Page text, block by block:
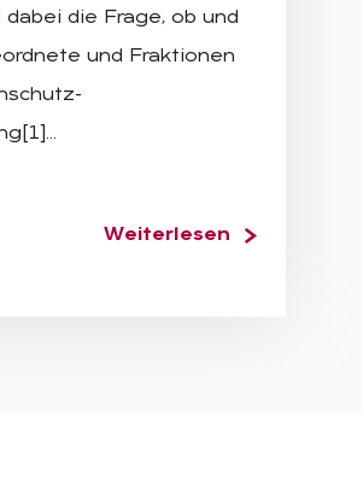
die Frage, ob und
und Fraktionen
Weiterlesen